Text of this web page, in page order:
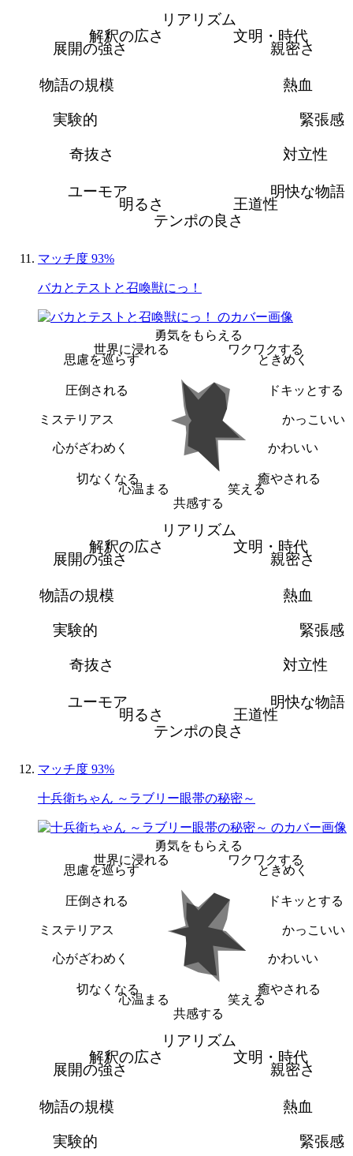
リアリズム
文明・時代
親密さ
熱血
緊張感
対立性
明快な物語
王道性
テンポの良さ
明るさ
ユーモア
奇抜さ
実験的
物語の規模
展開の強さ
解釈の広さ
マッチ度 93%
バカとテストと召喚獣にっ！
勇気をもらえる
ワクワクする
ときめく
ドキッとする
かっこいい
かわいい
癒やされる
笑える
共感する
心温まる
切なくなる
心がざわめく
ミステリアス
圧倒される
思慮を巡らす
世界に浸れる
リアリズム
文明・時代
親密さ
熱血
緊張感
対立性
明快な物語
王道性
テンポの良さ
明るさ
ユーモア
奇抜さ
実験的
物語の規模
展開の強さ
解釈の広さ
マッチ度 93%
十兵衛ちゃん ～ラブリー眼帯の秘密～
勇気をもらえる
ワクワクする
ときめく
ドキッとする
かっこいい
かわいい
癒やされる
笑える
共感する
心温まる
切なくなる
心がざわめく
ミステリアス
圧倒される
思慮を巡らす
世界に浸れる
リアリズム
文明・時代
親密さ
熱血
緊張感
実験的
物語の規模
展開の強さ
解釈の広さ